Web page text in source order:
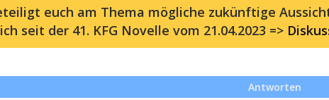
euch am Thema mögliche zukünftige
seit der 41. KFG Novelle vom 21.04.2023 =>
Antworten